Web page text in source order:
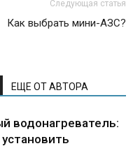
Следующая статья
Как выбрать мини-АЗС?
ЕЩЕ ОТ АВТОРА
водонагреватель: